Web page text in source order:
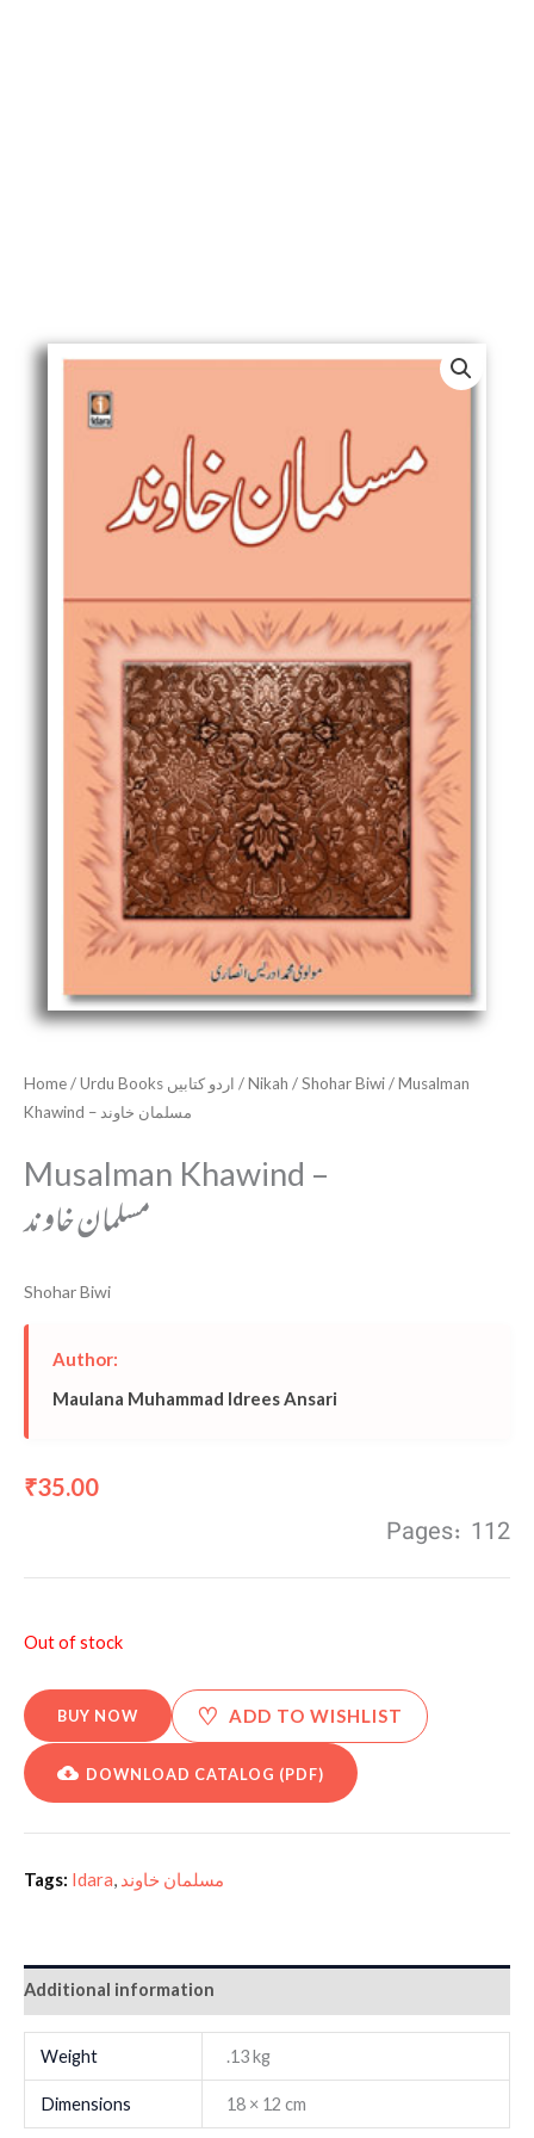
Home/ Urdu Books اردو کتابیں /Nikah /Shohar Biwi/ Musalman
Khawind – مسلمان خاوند
Musalman Khawind –
مسلمان خاوند
Shohar Biwi
Author:
Maulana Muhammad Idrees Ansari
₹35.00
Pages: 112
Out of stock
BUY NOW ♡ ADD TO WISHLIST
DOWNLOAD CATALOG (PDF)
Tags: Idara, مسلمان خاوند
Additional information
Weight .13 kg
Dimensions 18 × 12 cm